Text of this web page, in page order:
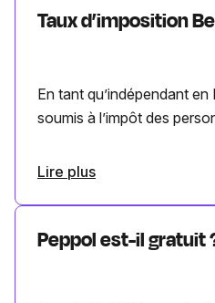
Taux d’imposition
En tant qu’indépendant
soumis à l’impôt des
Lire plus
Peppol est-il gratuit